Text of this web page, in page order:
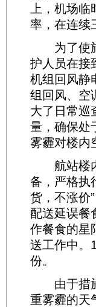
上，机场
率，在连续
为了使旅
护人员在接
机组回风静
组回风、空
大了日常巡
量，确保处
雾霾对楼内
航站楼内
备，严格执
货，不涨价
配送延误餐
作餐食的星
送工作中。
份。
由于措施
重雾霾的天